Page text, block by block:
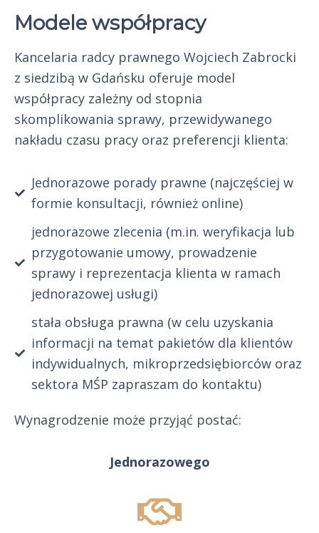
Modele współpracy
Kancelaria radcy prawnego Wojciech Zabrocki
z siedzibą w Gdańsku oferuje model
współpracy zależny od stopnia
skomplikowania sprawy, przewidywanego
nakładu czasu pracy oraz preferencji klienta:
Jednorazowe porady prawne (najczęściej w
formie konsultacji, również online)
jednorazowe zlecenia (m.in. weryfikacja lub
przygotowanie umowy, prowadzenie
sprawy i reprezentacja klienta w ramach
jednorazowej usługi)
stała obsługa prawna (w celu uzyskania
informacji na temat pakietów dla klientów
indywidualnych, mikroprzedsiębiorców oraz
sektora MŚP zapraszam do kontaktu)
Wynagrodzenie może przyjąć postać:
Jednorazowego